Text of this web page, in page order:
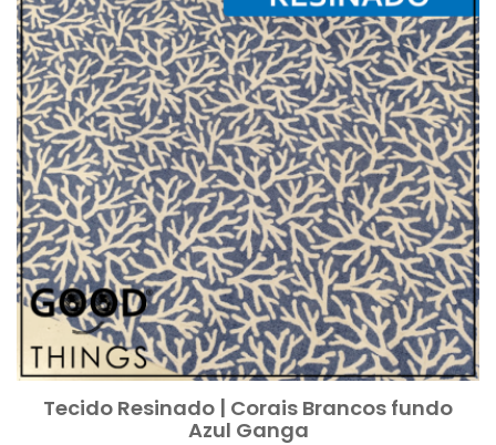
Tecido Resinado | Corais Brancos fundo
Azul Ganga